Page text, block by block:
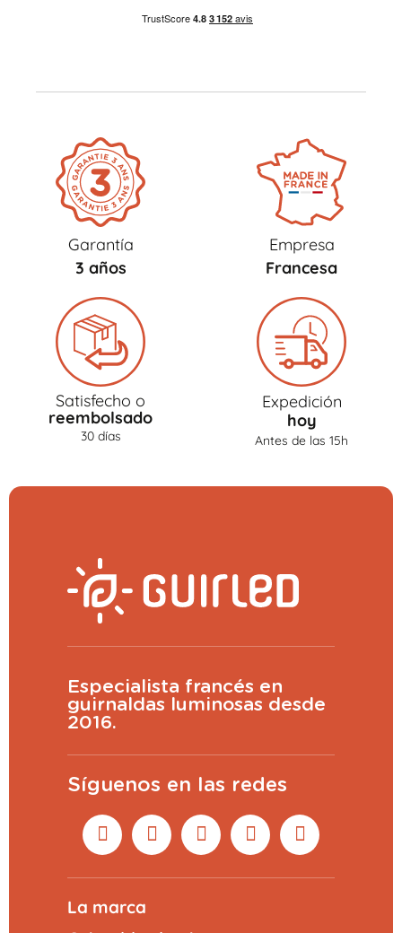
Garantía
3 años
Empresa
Francesa
Satisfecho o
reembolsado
30 días
Expedición
hoy
Antes de las 15h
Especialista francés en
guirnaldas luminosas desde
2016.
Síguenos en las redes
La marca